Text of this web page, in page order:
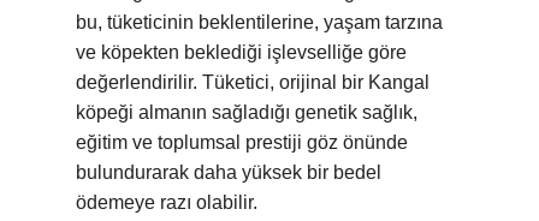
bu, tüketicinin beklentilerine, yaşam tarzına
ve köpekten beklediği işlevselliğe göre
değerlendirilir. Tüketici, orijinal bir Kangal
köpeği almanın sağladığı genetik sağlık,
eğitim ve toplumsal prestiji göz önünde
bulundurarak daha yüksek bir bedel
ödemeye razı olabilir.